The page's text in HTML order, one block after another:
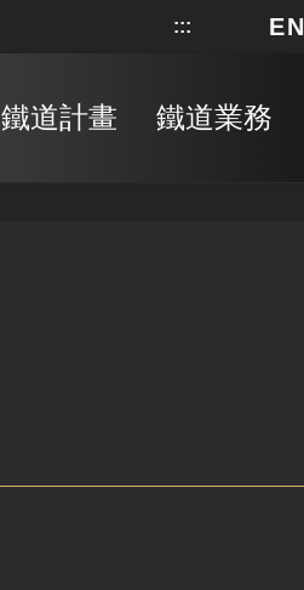
::: 網站地圖
EN
鐵道計畫 鐵道業務